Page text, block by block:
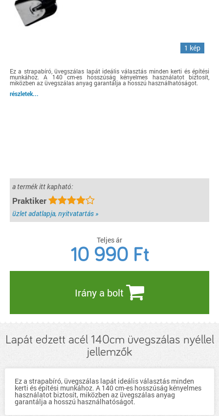
1 kép
Ez a strapabíró, üvegszálas lapát ideális választás minden kerti és építési
munkához. A 140 cm-es hosszúság kényelmes használatot biztosít,
miközben az üvegszálas anyag garantálja a hosszú használhatóságot.
részletek...
a termék itt kapható:
Praktiker
üzlet adatlapja, nyitvatartás »
Teljes ár
10 990 Ft
Irány a bolt
Lapát edzett acél 140cm üvegszálas nyéllel
jellemzők
Ez a strapabíró, üvegszálas lapát ideális választás minden
kerti és építési munkához. A 140 cm-es hosszúság kényelmes
használatot biztosít, miközben az üvegszálas anyag
garantálja a hosszú használhatóságot.